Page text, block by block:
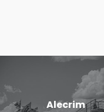
Alecrim